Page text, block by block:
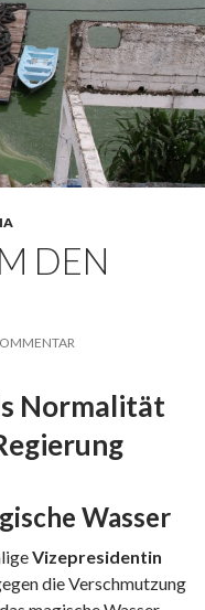
DEN
Normalität
Wasser
Vizepresidentin
die Verschmutzung